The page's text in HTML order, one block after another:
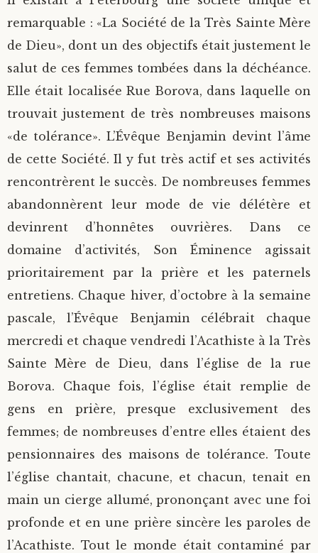
remarquable : «La Société de la Très Sainte Mère
de Dieu», dont un des objectifs était justement le
salut de ces femmes tombées dans la déchéance.
Elle était localisée Rue Borova, dans laquelle on
trouvait justement de très nombreuses maisons
«de tolérance». L’Évêque Benjamin devint l’âme
de cette Société. Il y fut très actif et ses activités
rencontrèrent le succès. De nombreuses femmes
abandonnèrent leur mode de vie délétère et
devinrent d’honnêtes ouvrières. Dans ce
domaine d’activités, Son Éminence agissait
prioritairement par la prière et les paternels
entretiens. Chaque hiver, d’octobre à la semaine
pascale, l’Évêque Benjamin célébrait chaque
mercredi et chaque vendredi l’Acathiste à la Très
Sainte Mère de Dieu, dans l’église de la rue
Borova. Chaque fois, l’église était remplie de
gens en prière, presque exclusivement des
femmes; de nombreuses d’entre elles étaient des
pensionnaires des maisons de tolérance. Toute
l’église chantait, chacune, et chacun, tenait en
main un cierge allumé, prononçant avec une foi
profonde et en une prière sincère les paroles de
l’Acathiste. Tout le monde était contaminé par